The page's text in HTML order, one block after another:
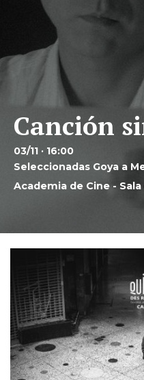
Canción
03/11 · 16:00
Seleccionadas Goya a
Academia de Cine -